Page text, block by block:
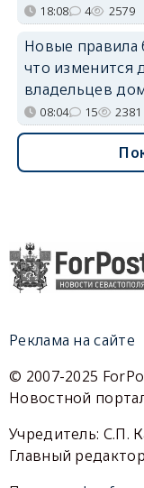
18:08 4 2579
Новые правила
что изменится
владельцев
08:04 15 2381
Реклама на сайте
© 2007-2025
Новостной
Учредитель: С.П.
Главный